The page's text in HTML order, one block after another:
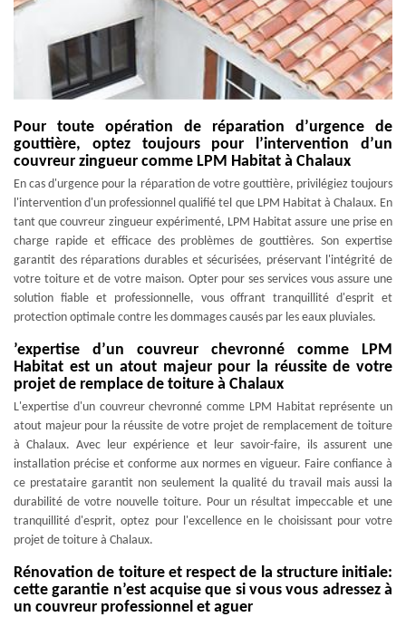
Pour toute opération de réparation d’urgence de
gouttière, optez toujours pour l’intervention d’un
couvreur zingueur comme LPM Habitat à Chalaux
En cas d'urgence pour la réparation de votre gouttière, privilégiez toujours
l'intervention d'un professionnel qualifié tel que LPM Habitat à Chalaux. En
tant que couvreur zingueur expérimenté, LPM Habitat assure une prise en
charge rapide et efficace des problèmes de gouttières. Son expertise
garantit des réparations durables et sécurisées, préservant l'intégrité de
votre toiture et de votre maison. Opter pour ses services vous assure une
solution fiable et professionnelle, vous offrant tranquillité d'esprit et
protection optimale contre les dommages causés par les eaux pluviales.
’expertise d’un couvreur chevronné comme LPM
Habitat est un atout majeur pour la réussite de votre
projet de remplace de toiture à Chalaux
L'expertise d'un couvreur chevronné comme LPM Habitat représente un
atout majeur pour la réussite de votre projet de remplacement de toiture
à Chalaux. Avec leur expérience et leur savoir-faire, ils assurent une
installation précise et conforme aux normes en vigueur. Faire confiance à
ce prestataire garantit non seulement la qualité du travail mais aussi la
durabilité de votre nouvelle toiture. Pour un résultat impeccable et une
tranquillité d'esprit, optez pour l'excellence en le choisissant pour votre
projet de toiture à Chalaux.
Rénovation de toiture et respect de la structure initiale:
cette garantie n’est acquise que si vous vous adressez à
un couvreur professionnel et aguer